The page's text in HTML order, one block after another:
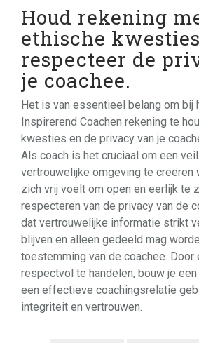
Houd rekening
ethische
respecteer de
je coachee.
Het is van essentieel belang om bij
Inspirerend Coachen rekening te
kwesties en de privacy van je
Als coach is het cruciaal om een
vertrouwelijke omgeving te creëren
zich vrij voelt om open en eerlijk te
respecteren van de privacy van de
dat vertrouwelijke informatie strikt
blijven en alleen gedeeld mag
toestemming van de coachee. Door
respectvol te handelen, bouw je
een effectieve coachingsrelatie
integriteit en vertrouwen.